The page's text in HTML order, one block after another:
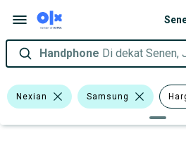
Handphone Di dekat Senen,
Nexian Samsung
Kondisi